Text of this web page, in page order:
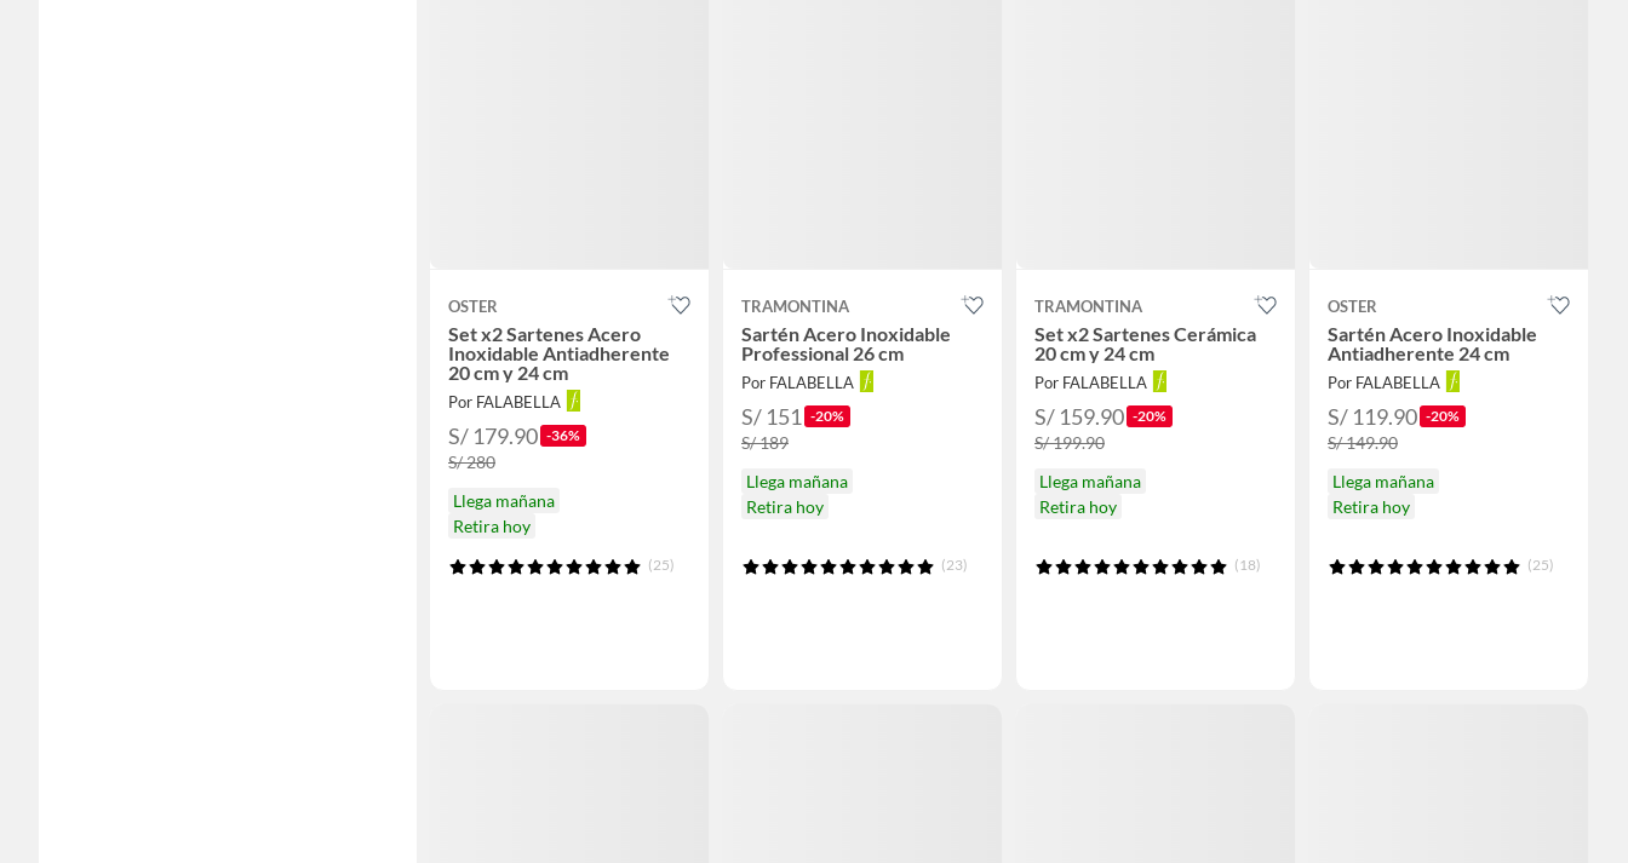
OSTER
Set x2 Sartenes Acero
Inoxidable Antiadherente
20 cm y 24 cm
Por FALABELLA
S/ 179.90 -36%
S/ 280
Llega mañana
Retira hoy
(25)
TRAMONTINA
Sartén Acero Inoxidable
Professional 26 cm
Por FALABELLA
S/ 151 -20%
S/ 189
Llega mañana
Retira hoy
(23)
TRAMONTINA
Set x2 Sartenes Cerámica
20 cm y 24 cm
Por FALABELLA
S/ 159.90 -20%
S/ 199.90
Llega mañana
Retira hoy
(18)
OSTER
Sartén Acero Inoxidable
Antiadherente 24 cm
Por FALABELLA
S/ 119.90 -20%
S/ 149.90
Llega mañana
Retira hoy
(25)